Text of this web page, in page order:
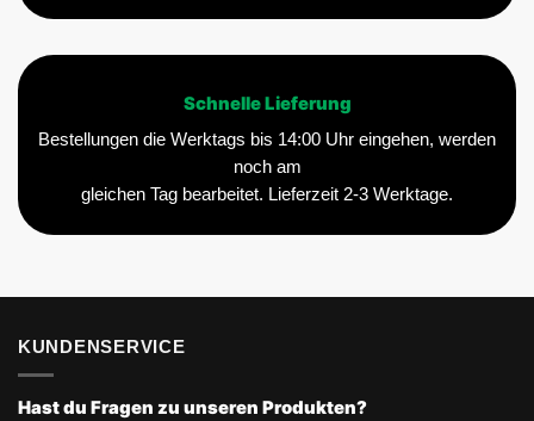
Schnelle Lieferung
Bestellungen die Werktags bis 14:00 Uhr eingehen, werden
noch am
gleichen Tag bearbeitet. Lieferzeit 2-3 Werktage.
KUNDENSERVICE
Hast du Fragen zu unseren Produkten?